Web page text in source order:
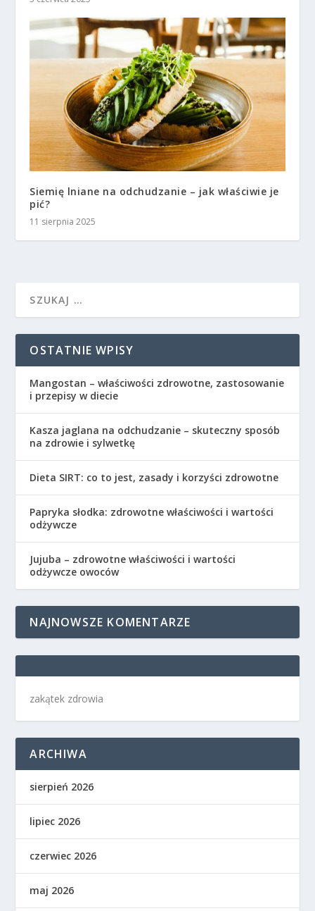
Siemię lniane na odchudzanie – jak właściwie je
pić?
11 sierpnia 2025
OSTATNIE WPISY
Mangostan – właściwości zdrowotne, zastosowanie
i przepisy w diecie
Kasza jaglana na odchudzanie – skuteczny sposób
na zdrowie i sylwetkę
Dieta SIRT: co to jest, zasady i korzyści zdrowotne
Papryka słodka: zdrowotne właściwości i wartości
odżywcze
Jujuba – zdrowotne właściwości i wartości
odżywcze owoców
NAJNOWSZE KOMENTARZE
zakątek zdrowia
ARCHIWA
sierpień 2026
lipiec 2026
czerwiec 2026
maj 2026